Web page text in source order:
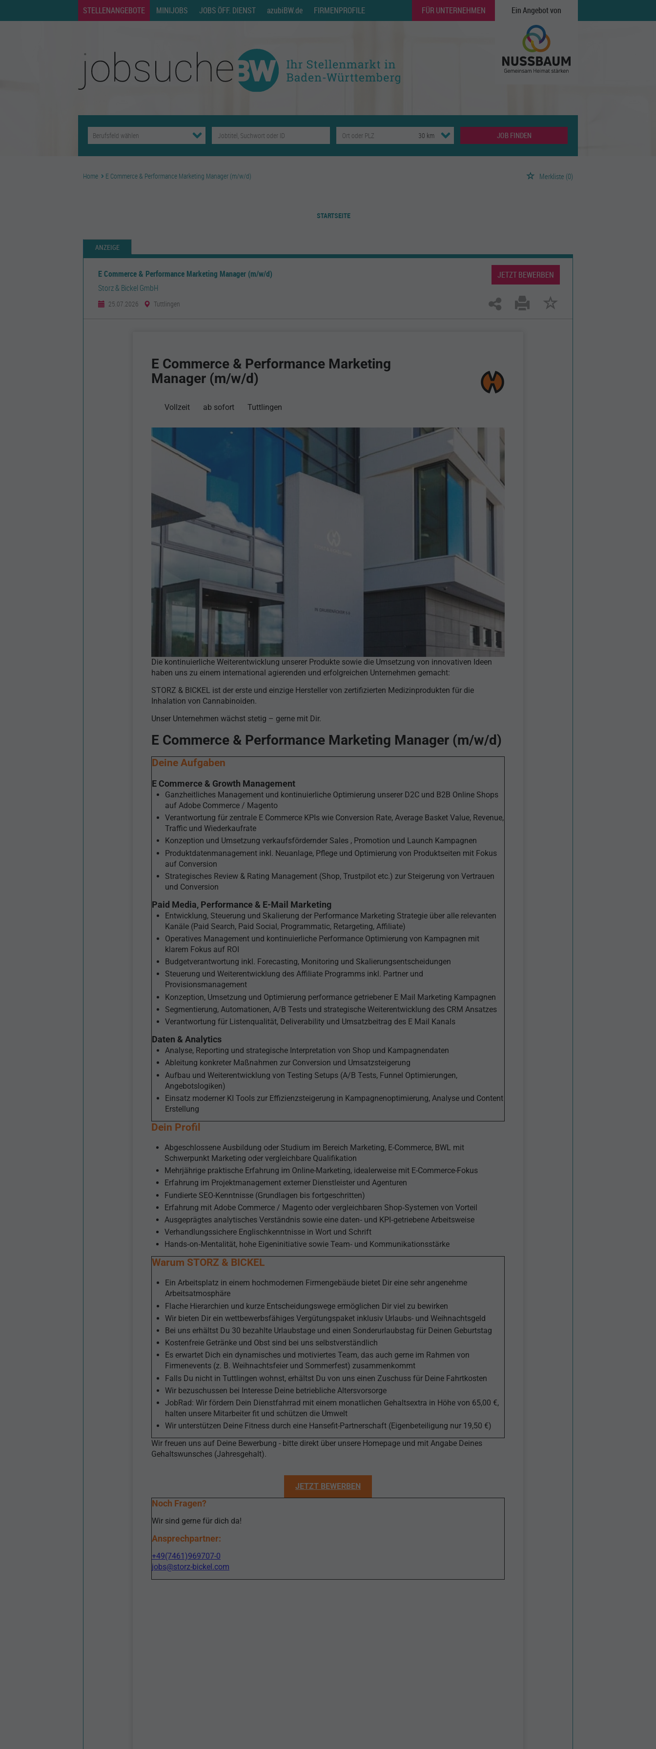
STELLENANGEBOTE MINIJOBS JOBS ÖFF. DIENST azubiBW.de FIRMENPROFILE FÜR UNTERNEHMEN Ein Angebot von
JOB FINDEN
Home E Commerce & Performance Marketing Manager (m/w/d) Merkliste (0)
STARTSEITE
ANZEIGE
E Commerce & Performance Marketing Manager (m/w/d)
Storz & Bickel GmbH
25.07.2026 Tuttlingen
JETZT BEWERBEN